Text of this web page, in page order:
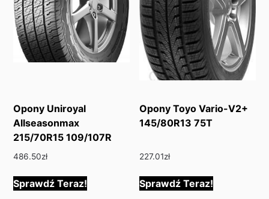
Opony Uniroyal
Allseasonmax
215/70R15 109/107R
486.50zł
Sprawdź Teraz!
Opony Toyo Vario-V2+
145/80R13 75T
227.01zł
Sprawdź Teraz!